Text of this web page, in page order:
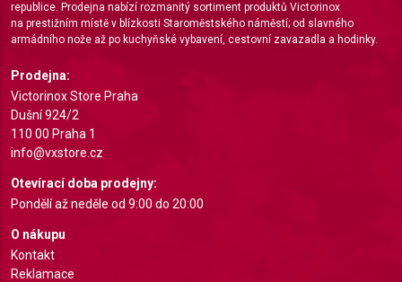
republice. Prodejna nabízí rozmanitý sortiment produktů Victorinox
na prestižním místě v blízkosti Staroměstského náměstí; od slavného
armádního nože až po kuchyňské vybavení, cestovní zavazadla a hodinky.
Prodejna:
Victorinox Store Praha
Dušní 924/2
110 00 Praha 1
info@vxstore.cz
Otevírací doba prodejny:
Pondělí až neděle od 9:00 do 20:00
O nákupu
Kontakt
Reklamace